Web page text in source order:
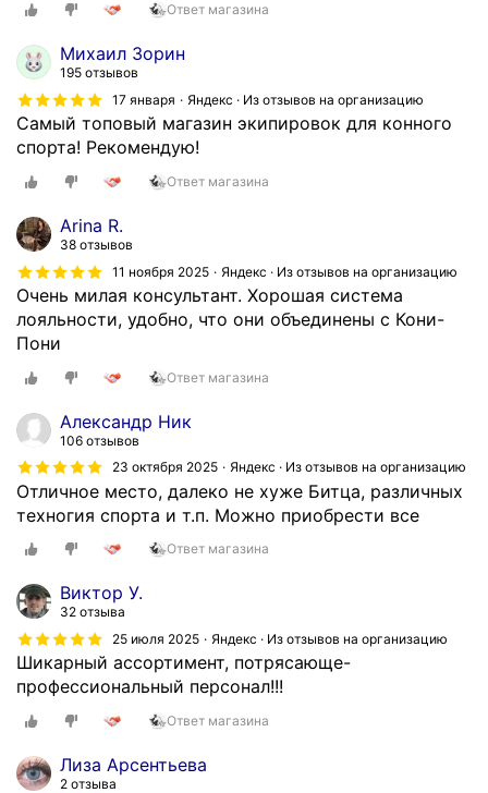
Ответ магазина
Михаил Зорин
195 отзывов
17 января
Яндекс · Из отзывов на организацию
Самый топовый магазин экипировок для конного
спорта! Рекомендую!
Ответ магазина
Arina R.
38 отзывов
11 ноября 2025
Яндекс · Из отзывов на организацию
Очень милая консультант. Хорошая система
лояльности, удобно, что они объединены с Кони-
Пони
Ответ магазина
Александр Ник
106 отзывов
23 октября 2025
Яндекс · Из отзывов на организацию
Отличное место, далеко не хуже Битца, различных
техногия спорта и т.п. Можно приобрести все
Ответ магазина
Виктор У.
32 отзыва
25 июля 2025
Яндекс · Из отзывов на организацию
Шикарный ассортимент, потрясающе-
профессиональный персонал!!!
Ответ магазина
Лиза Арсентьева
2 отзыва